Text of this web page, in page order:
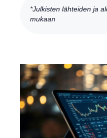
*Julkisten lähteiden ja
mukaan